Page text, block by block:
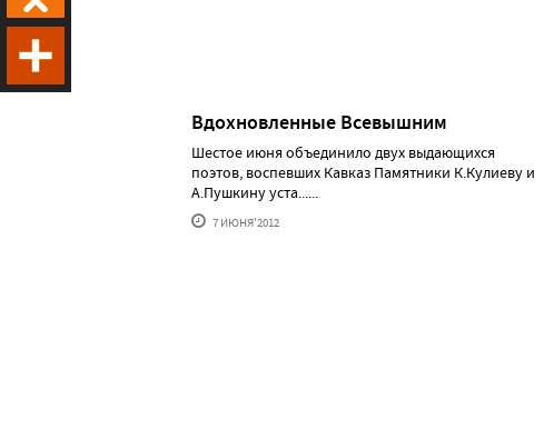
Вдохновленные Всевышним
Шестое июня объединило двух выдающихся
поэтов, воспевших Кавказ Памятники К.Кулиеву и
А.Пушкину уста......
7 ИЮНЯ'2012
Odnoklassniki